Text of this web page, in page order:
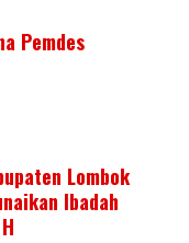
Pemdes
Lombok
Ibadah